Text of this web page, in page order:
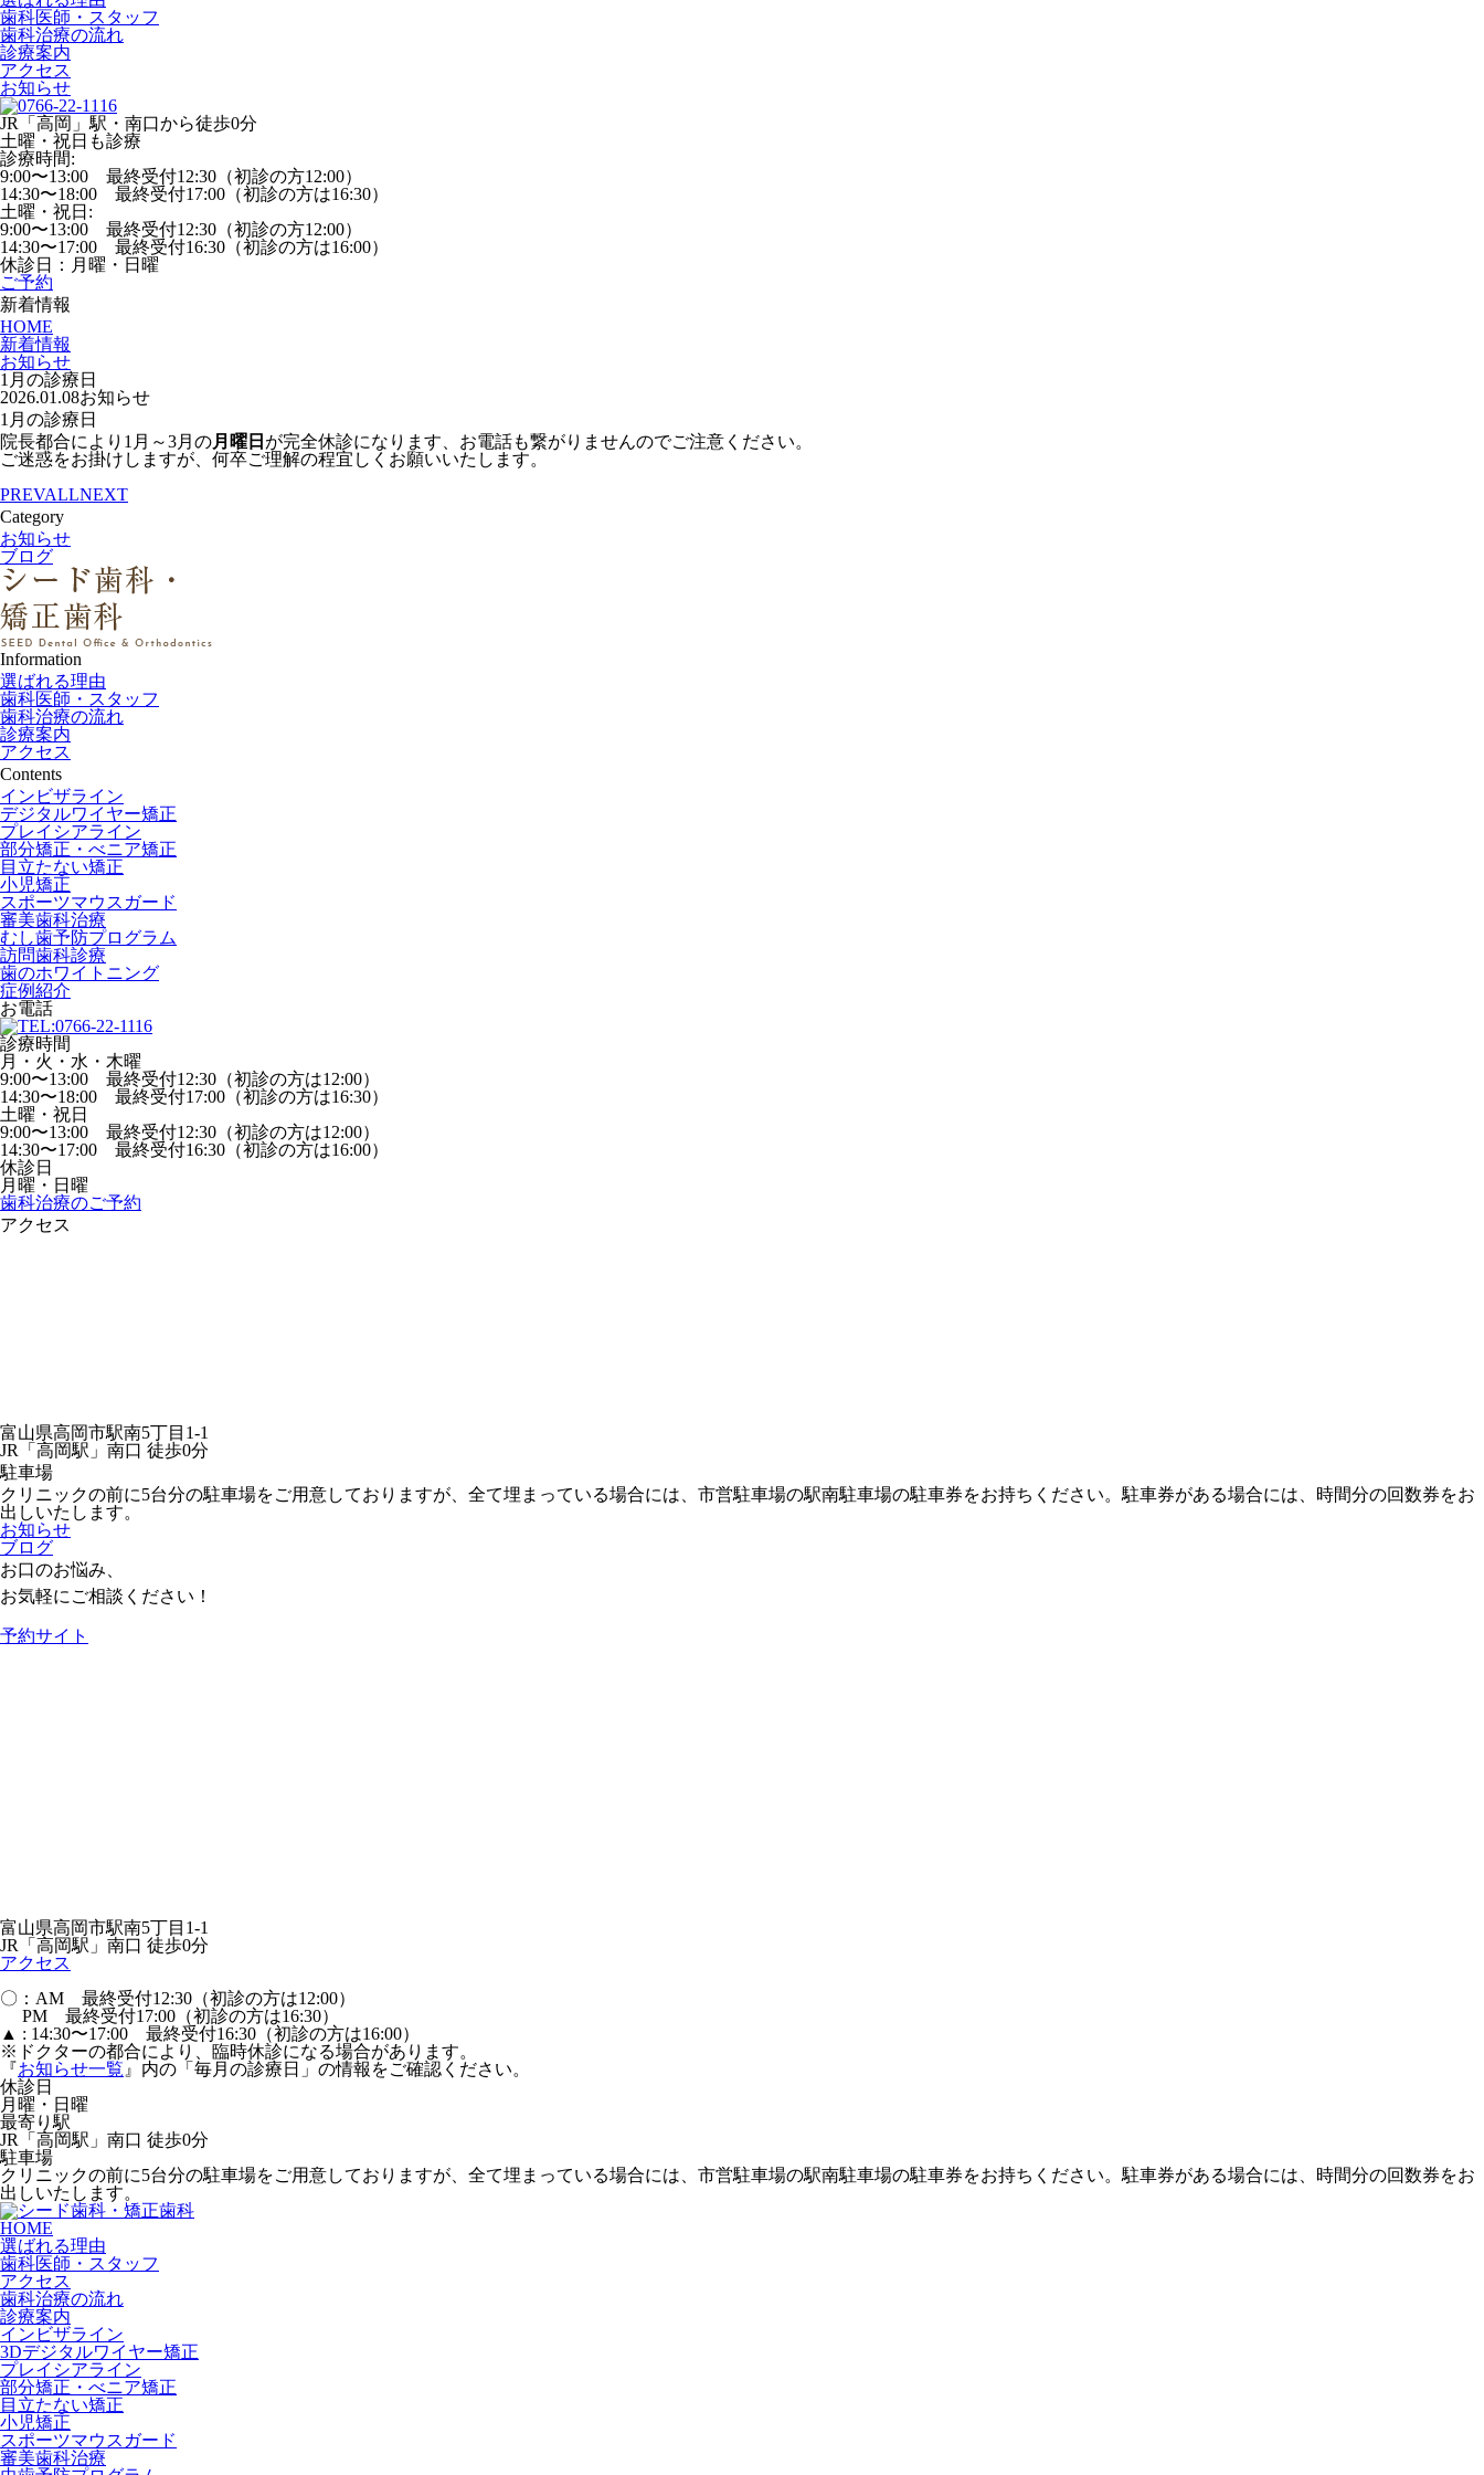
歯科医師・スタッフ
歯科治療の流れ
診療案内
アクセス
お知らせ
JR「高岡」駅・南口から徒歩0分
土曜・祝日も診療
診療時間:
9:00〜13:00 最終受付12:30（初診の方12:00）
14:30〜18:00 最終受付17:00（初診の方は16:30）
土曜・祝日:
9:00〜13:00 最終受付12:30（初診の方12:00）
14:30〜17:00 最終受付16:30（初診の方は16:00）
休診日：月曜・日曜
ご予約
新着情報
HOME
新着情報
お知らせ
1月の診療日
2026.01.08お知らせ
1月の診療日
院長都合により1月～3月の月曜日 が完全休診になります、お電話も繋がりませんのでご注意ください。
ご迷惑をお掛けしますが、何卒ご理解の程宜しくお願いいたします。
PREVALLNEXT
Category
お知らせ
ブログ
Information
選ばれる理由
歯科医師・スタッフ
歯科治療の流れ
診療案内
アクセス
Contents
インビザライン
デジタルワイヤー矯正
プレイシアライン
部分矯正・べニア矯正
目立たない矯正
小児矯正
スポーツマウスガード
審美歯科治療
むし歯予防プログラム
訪問歯科診療
歯のホワイトニング
症例紹介
お電話
診療時間
月・火・水・木曜
9:00〜13:00 最終受付12:30（初診の方は12:00）
14:30〜18:00 最終受付17:00（初診の方は16:30）
土曜・祝日
9:00〜13:00 最終受付12:30（初診の方は12:00）
14:30〜17:00 最終受付16:30（初診の方は16:00）
休診日
月曜・日曜
歯科治療のご予約
アクセス
富山県高岡市駅南5丁目1-1
JR「高岡駅」南口 徒歩0分
駐車場
クリニックの前に5台分の駐車場をご用意しておりますが、全て埋まっている場合には、市営駐車場の駅南駐車場の駐車券をお持ちください。駐車券がある場合には、時間分の回数券をお
出しいたします。
お知らせ
ブログ
お口のお悩み、
お気軽にご相談ください！
予約サイト
富山県高岡市駅南5丁目1-1
JR「高岡駅」南口 徒歩0分
アクセス
〇：AM 最終受付12:30（初診の方は12:00）
PM 最終受付17:00（初診の方は16:30）
▲ : 14:30〜17:00 最終受付16:30（初診の方は16:00）
※ドクターの都合により、臨時休診になる場合があります。
『お知らせ一覧 』内の「毎月の診療日」の情報をご確認ください。
休診日
月曜・日曜
最寄り駅
JR「高岡駅」南口 徒歩0分
駐車場
クリニックの前に5台分の駐車場をご用意しておりますが、全て埋まっている場合には、市営駐車場の駅南駐車場の駐車券をお持ちください。駐車券がある場合には、時間分の回数券をお
出しいたします。
HOME
選ばれる理由
歯科医師・スタッフ
アクセス
歯科治療の流れ
診療案内
インビザライン
3Dデジタルワイヤー矯正
プレイシアライン
部分矯正・べニア矯正
目立たない矯正
小児矯正
スポーツマウスガード
審美歯科治療